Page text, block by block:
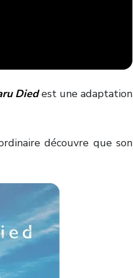
Diedest une adaptation
découvre que son